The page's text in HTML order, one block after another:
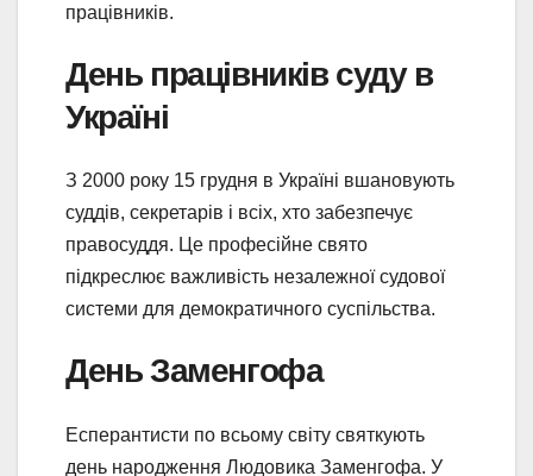
працівників.
День працівників суду в
Україні
З 2000 року 15 грудня в Україні вшановують
суддів, секретарів і всіх, хто забезпечує
правосуддя. Це професійне свято
підкреслює важливість незалежної судової
системи для демократичного суспільства.
День Заменгофа
Есперантисти по всьому світу святкують
день народження Людовика Заменгофа. У